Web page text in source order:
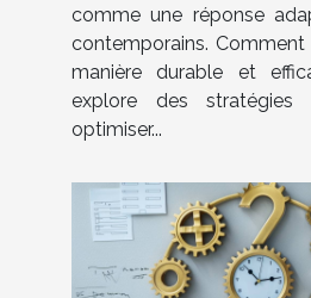
comme une réponse
contemporains.
manière durable et
explore des stratégies
optimiser...